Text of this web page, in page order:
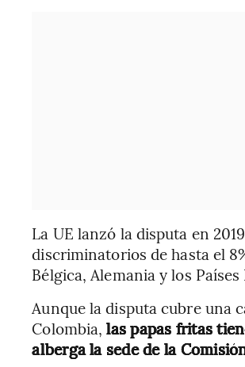
La UE lanzó la disputa en
discriminatorios de hasta el
Bélgica, Alemania y los Países
Aunque la disputa cubre una
Colombia,las papas fritas
alberga la sede de la